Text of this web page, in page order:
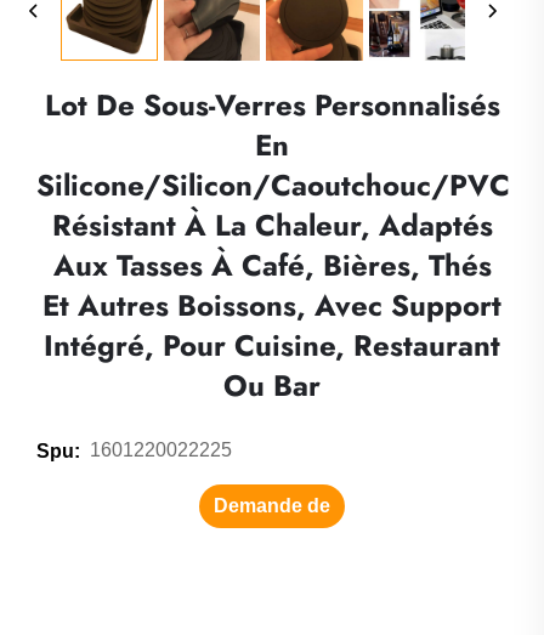
Lot De Sous-Verres Personnalisés
En
Silicone/silicon/caoutchouc/PVC
Résistant À La Chaleur, Adaptés
Aux Tasses À Café, Bières, Thés
Et Autres Boissons, Avec Support
Intégré, Pour Cuisine, Restaurant
Ou Bar
Spu: 1601220022225
Demande de